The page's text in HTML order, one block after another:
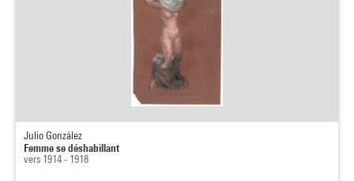
Julio González
Femme se déshabillant
vers 1914 - 1918